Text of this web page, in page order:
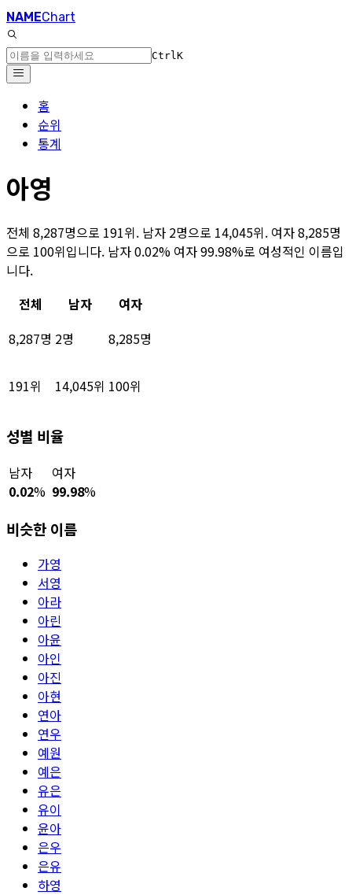
NAMEChart
CtrlK
홈
순위
통계
아영
전체 8,287명으로 191위. 남자 2명으로 14,045위. 여자 8,285명
으로 100위입니다. 남자 0.02% 여자 99.98%로 여성적인 이름입
니다.
전체
남자
여자
8,287명 2명 8,285명
191위 14,045위 100위
성별 비율
남자
0.02%
여자
99.98%
비슷한 이름
가영
서영
아라
아린
아윤
아인
아진
아현
연아
연우
예원
예은
유은
유이
윤아
은우
은유
하영